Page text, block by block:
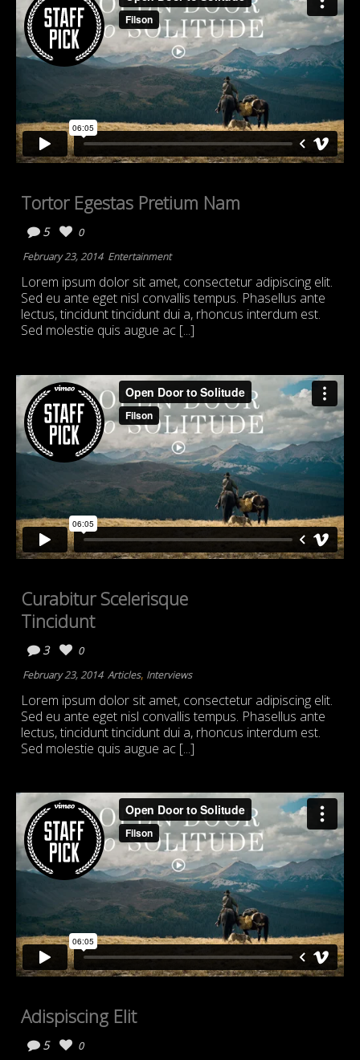
Tortor Egestas Pretium Nam
5
0
February 23, 2014 Entertainment
Lorem ipsum dolor sit amet, consectetur adipiscing elit.
Sed eu ante eget nisl convallis tempus. Phasellus ante
lectus, tincidunt tincidunt dui a, rhoncus interdum est.
Sed molestie quis augue ac [...]
Curabitur Scelerisque
Tincidunt
3
0
February 23, 2014 Articles, Interviews
Lorem ipsum dolor sit amet, consectetur adipiscing elit.
Sed eu ante eget nisl convallis tempus. Phasellus ante
lectus, tincidunt tincidunt dui a, rhoncus interdum est.
Sed molestie quis augue ac [...]
Adispiscing Elit
5 0